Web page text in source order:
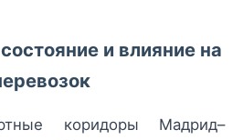
и влияние на
коридоры Мадрид–